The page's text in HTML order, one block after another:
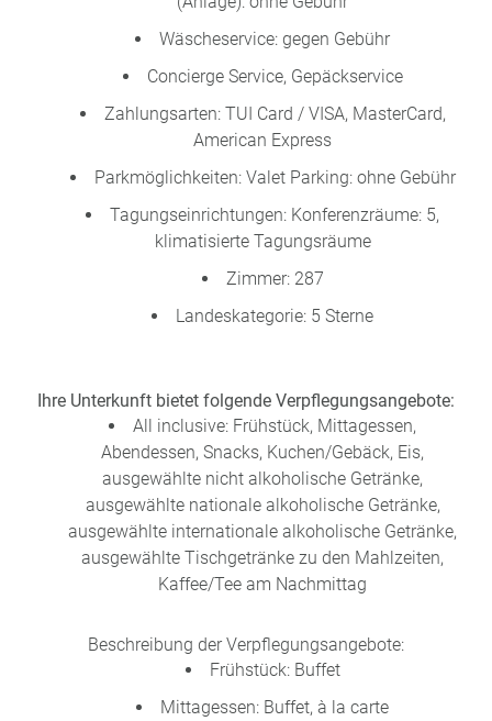
Wäscheservice: gegen Gebühr
Concierge Service, Gepäckservice
Zahlungsarten: TUI Card / VISA, MasterCard,
American Express
Parkmöglichkeiten: Valet Parking: ohne Gebühr
Tagungseinrichtungen: Konferenzräume: 5,
klimatisierte Tagungsräume
Zimmer: 287
Landeskategorie: 5 Sterne
Ihre Unterkunft bietet folgende Verpflegungsangebote:
All inclusive: Frühstück, Mittagessen,
Abendessen, Snacks, Kuchen/Gebäck, Eis,
ausgewählte nicht alkoholische Getränke,
ausgewählte nationale alkoholische Getränke,
ausgewählte internationale alkoholische Getränke,
ausgewählte Tischgetränke zu den Mahlzeiten,
Kaffee/Tee am Nachmittag
Beschreibung der Verpflegungsangebote:
Frühstück: Buffet
Mittagessen: Buffet, à la carte